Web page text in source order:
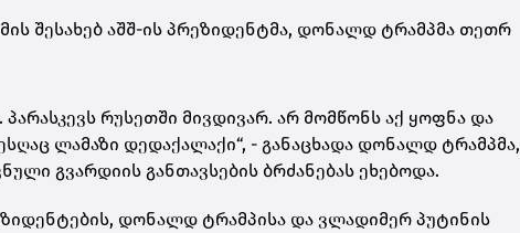
შესახებ აშშ-ის პრეზიდენტმა, დონალდ ტრამპმა თეთრ
რუსეთში მივდივარ. არ მომწონს აქ ყოფნა და
ლამაზი დედაქალაქი“, - განაცხადა დონალდ ტრამპმა,
გვარდიის განთავსების ბრძანებას ეხებოდა.
დონალდ ტრამპისა და ვლადიმერ პუტინის